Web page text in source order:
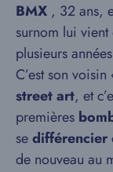
BMX , 32 ans,
surnom lui
plusieurs
C’est son voisin
street art, et
premières
sedifférencier
de nouveau au